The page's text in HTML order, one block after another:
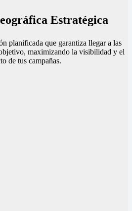
Estratégica
planificada que garantiza llegar a las
maximizando la visibilidad y el
de tus campañas.